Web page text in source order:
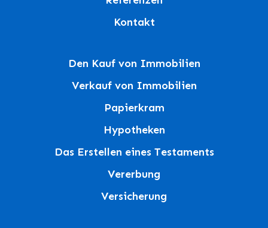
Kontakt
Den Kauf von Immobilien
Verkauf von Immobilien
Papierkram
Hypotheken
Das Erstellen eines Testaments
Vererbung
Versicherung